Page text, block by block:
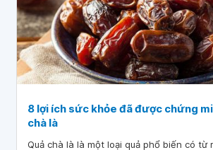
8 lợi ích sức khỏe đã được chứng
chà là
Quả chà là là một loại quả phổ biến có từ